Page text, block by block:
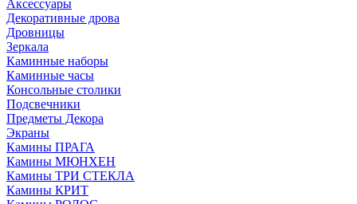
Аксессуары
Декоративные дрова
Дровницы
Зеркала
Каминные наборы
Каминные часы
Консольные столики
Подсвечники
Предметы Декора
Экраны
Камины ПРАГА
Камины МЮНХЕН
Камины ТРИ СТЕКЛА
Камины КРИТ